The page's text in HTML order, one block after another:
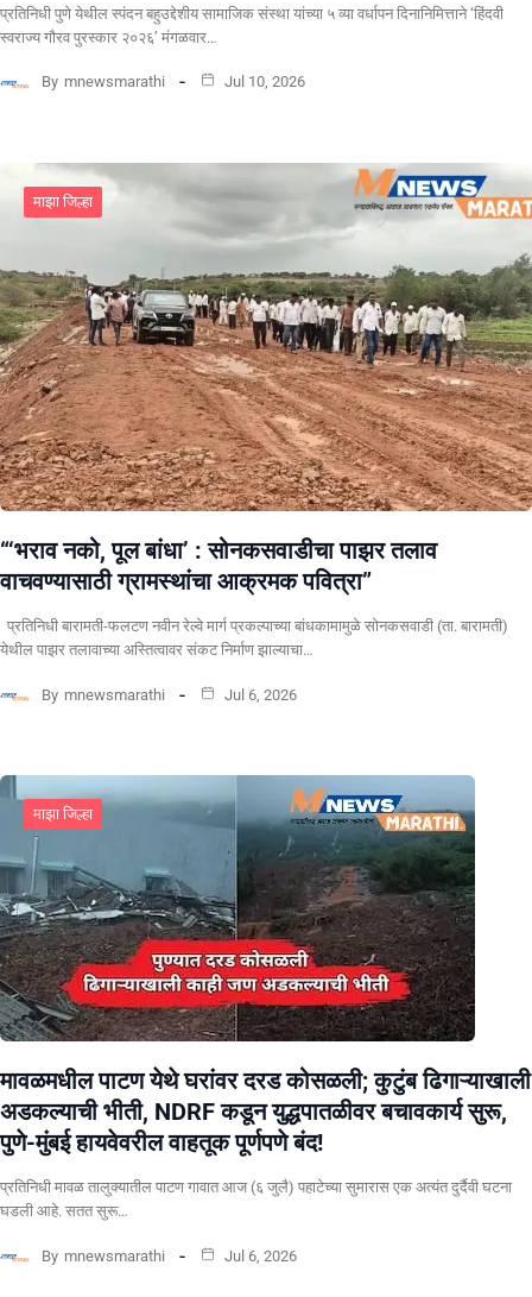
प्रतिनिधी पुणे येथील स्पंदन बहुउद्देशीय सामाजिक संस्था यांच्या ५ व्या वर्धापन दिनानिमित्ताने ‘हिंदवी
स्वराज्य गौरव पुरस्कार २०२६’ मंगळवार…
By mnewsmarathi Jul 10, 2026
माझा जिल्हा
“‘भराव नको, पूल बांधा’ : सोनकसवाडीचा पाझर तलाव
वाचवण्यासाठी ग्रामस्थांचा आक्रमक पवित्रा”
प्रतिनिधी बारामती-फलटण नवीन रेल्वे मार्ग प्रकल्पाच्या बांधकामामुळे सोनकसवाडी (ता. बारामती)
येथील पाझर तलावाच्या अस्तित्वावर संकट निर्माण झाल्याचा…
By mnewsmarathi Jul 6, 2026
माझा जिल्हा
मावळमधील पाटण येथे घरांवर दरड कोसळली; कुटुंब ढिगाऱ्याखाली
अडकल्याची भीती, NDRF कडून युद्धपातळीवर बचावकार्य सुरू,
पुणे-मुंबई हायवेवरील वाहतूक पूर्णपणे बंद!
​प्रतिनिधी मावळ तालुक्यातील पाटण गावात आज (६ जुलै) पहाटेच्या सुमारास एक अत्यंत दुर्दैवी घटना
घडली आहे. सतत सुरू…
By mnewsmarathi Jul 6, 2026